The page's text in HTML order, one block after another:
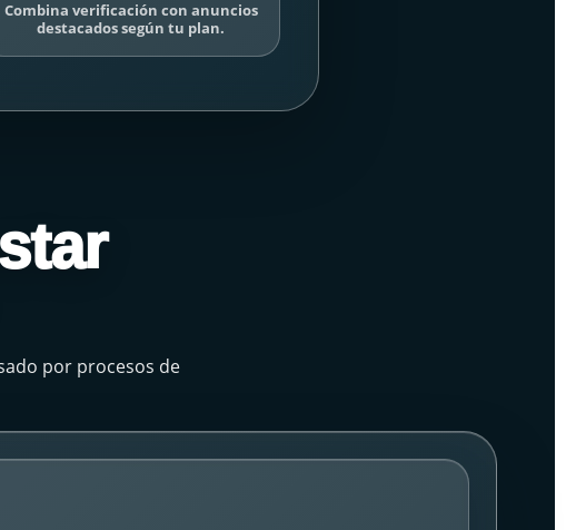
Combina verificación con anuncios
destacados según tu plan.
por procesos de